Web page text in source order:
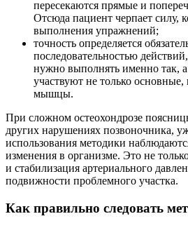
пересекаются прямые и
Отсюда пациент черпает силу,
выполнения упражнений;
точность определяется
последовательностью
нужно выполнять именно так,
участвуют не только
мышцы.
При сложном остеохондрозе
других нарушениях позвоночника,
использования методики
изменения в организме. Это не
и стабилизация артериального
подвижности проблемного участка.
Как правильно следовать